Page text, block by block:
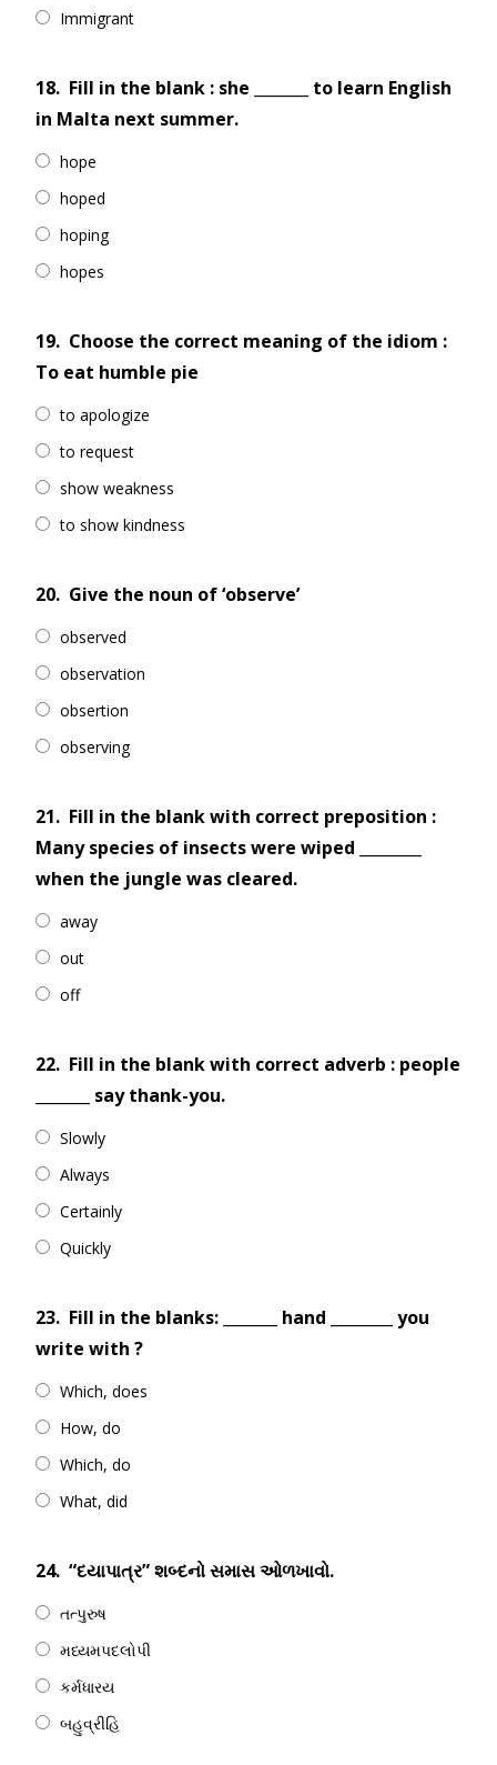
Immigrant
18. Fill in the blank : she _______ to learn English
in Malta next summer.
hope
hoped
hoping
hopes
19. Choose the correct meaning of the idiom :
To eat humble pie
to apologize
to request
show weakness
to show kindness
20. Give the noun of ‘observe’
observed
observation
obsertion
observing
21. Fill in the blank with correct preposition :
Many species of insects were wiped ________
when the jungle was cleared.
away
out
off
22. Fill in the blank with correct adverb : people
_______ say thank-you.
Slowly
Always
Certainly
Quickly
23. Fill in the blanks: _______ hand ________ you
write with ?
Which, does
How, do
Which, do
What, did
24. “દયાપાત્ર” શબ્દનો સમાસ ઓળખાવો.
તત્પુરુષ
મધ્યમપદલોપી
કર્મધારય
બહુવ્રીહિ